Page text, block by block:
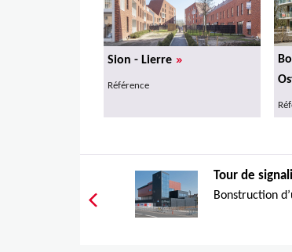
Sion - Lierre »
Référence
Tour de
Bonstruction